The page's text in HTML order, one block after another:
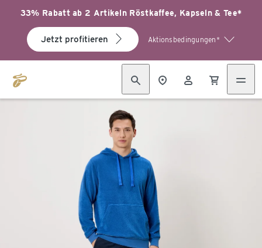
33% Rabatt ab 2 Artikeln Röstkaffee, Kapseln & Tee*
Jetzt profitieren Aktionsbedingungen*